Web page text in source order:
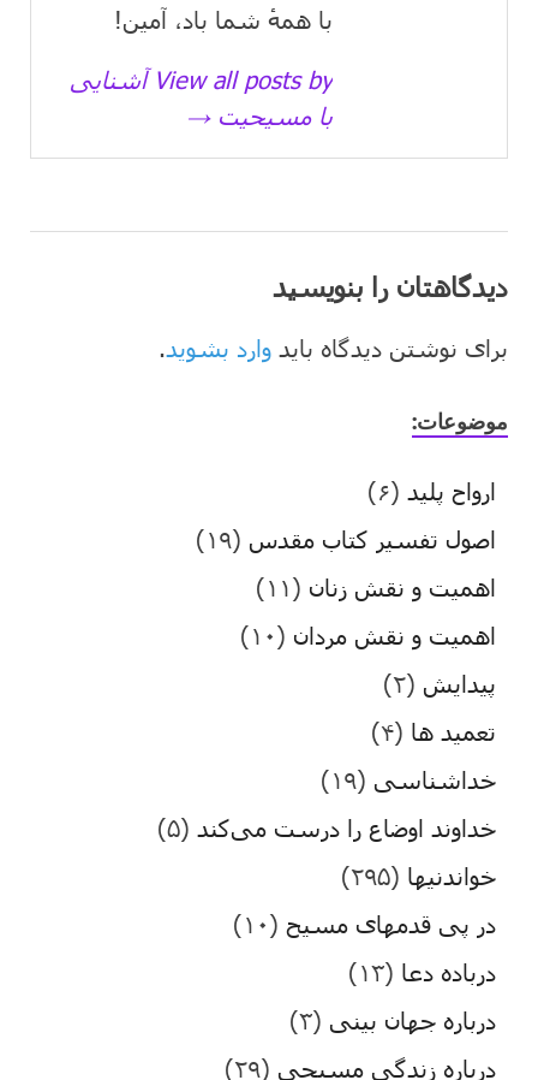
با همهٔ شما باد، آمین!
View all posts by آشنایی
با مسیحیت →
دیدگاهتان را بنویسید
برای نوشتن دیدگاه باید وارد بشوید.
موضوعات:
ارواح پلید (۶)
اصول تفسیر کتاب مقدس (۱۹)
اهمیت و نقش زنان (۱۱)
اهمیت و نقش مردان (۱۰)
پیدایش (۲)
تعمید ها (۴)
خداشناسی (۱۹)
خداوند اوضاع را درست می‌کند (۵)
خواندنیها (۲۹۵)
در پی قدمهای مسیح (۱۰)
درباده دعا (۱۳)
درباره جهان بینی (۳)
درباره زندگی مسیحی (۲۹)